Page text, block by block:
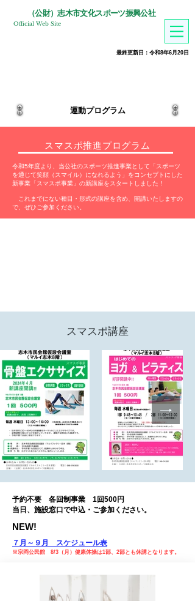
​（公財）志木市文化スポーツ振興公社
Official Web Site
​最終更新日：令和8年6月20 日
運動プログラム
スマスポ推進プログラム
令和5年度より、当公社のスポーツ推進事業として「スポーツ
を通じて笑顔（スマイル）になれるよう」をコンセプトにした
新事業「スマスポ事業」の新講座をスタートしました！
これまでにない種目・形式の講座を含め、開講いたしますの
で、ぜひご参加ください。
スマスポ講座
予約不要 各回制事業 1回500円
当日、施設窓口で申込・ご参加ください。
NEW!
​７月～９月 スケジュール表
​※宗岡公民館 8/3（月）健康体操は1部、2部とも休講となります。